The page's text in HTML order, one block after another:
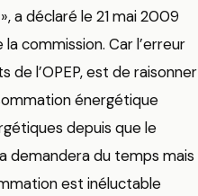
a déclaré le 21 mai 2009
commission. Car l’erreur
l’OPEP, est de raisonner
énergétique
depuis que le
demandera du temps mais
est inéluctable